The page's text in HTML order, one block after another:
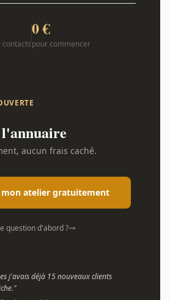
contacts
0 €
pour commencer
aucun frais caché.
atelier gratuitement
question d'abord ?
j'avais déjà 15 nouveaux clients